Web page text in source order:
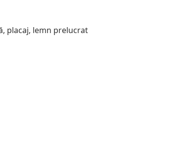
placaj, lemn prelucrat